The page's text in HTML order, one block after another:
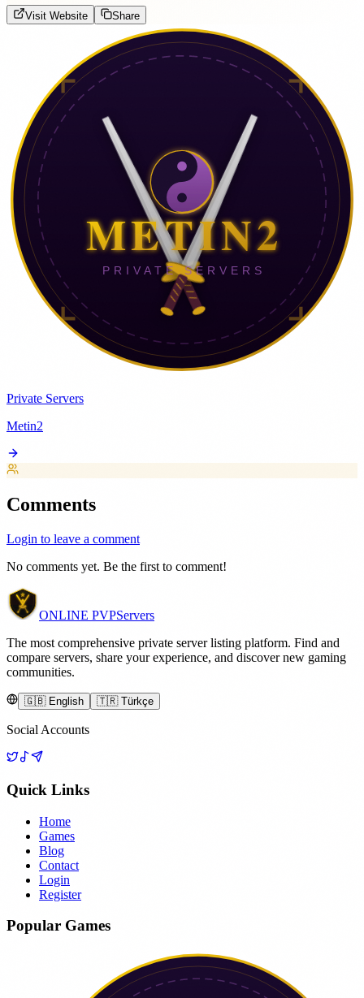
Visit Website Share
Private Servers
Metin2
Comments
Login to leave a comment
No comments yet. Be the first to comment!
ONLINE PVPServers
The most comprehensive private server listing platform. Find and
compare servers, share your experience, and discover new gaming
communities.
🇬🇧 English 🇹🇷 Türkçe
Social Accounts
Quick Links
Home
Games
Blog
Contact
Login
Register
Popular Games